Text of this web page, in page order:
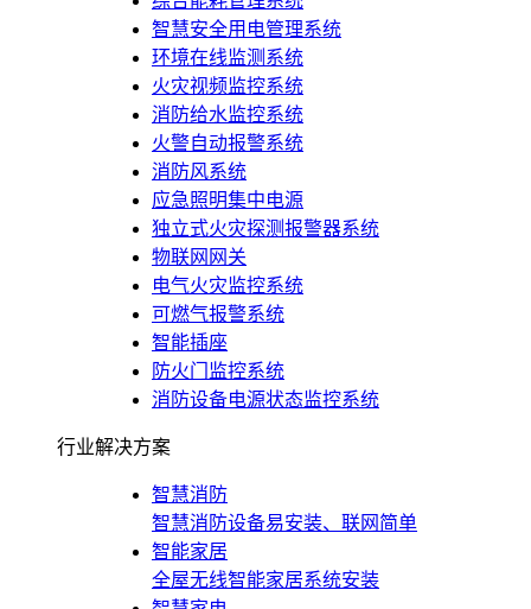
智慧安全用电管理系统
环境在线监测系统
火灾视频监控系统
消防给水监控系统
火警自动报警系统
消防风系统
应急照明集中电源
独立式火灾探测报警器系统
物联网网关
电气火灾监控系统
可燃气报警系统
智能插座
防火门监控系统
消防设备电源状态监控系统
行业解决方案
智慧消防
智慧消防设备易安装、联网简单
智能家居
全屋无线智能家居系统安装